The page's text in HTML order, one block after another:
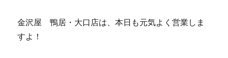
金沢屋 鴨居・大口店は、本日も元気よく営業しま
すよ！